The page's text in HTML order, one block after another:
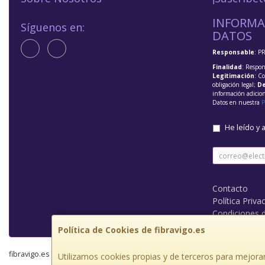
Política de Cookies de fibravigo.es
Utilizamos cookies propias y de terceros para
Síguenos en: DATOS
Responsable:
Finalidad:
Legitimación:
obligación legal;
información
Datos en nuestra
He leído y
Contacto
Política
Condiciones
fibravigo.es © 2026